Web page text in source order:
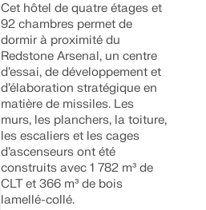
Cet hôtel de quatre étages et
92 chambres permet de
dormir à proximité du
Redstone Arsenal, un centre
d’essai, de développement et
d’élaboration stratégique en
matière de missiles. Les
murs, les planchers, la toiture,
les escaliers et les cages
d’ascenseurs ont été
construits avec 1 782 m³ de
CLT et 366 m³ de bois
lamellé-collé.